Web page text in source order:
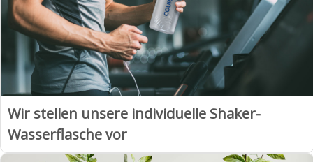
Wir stellen unsere individuelle Shaker-
Wasserflasche vor